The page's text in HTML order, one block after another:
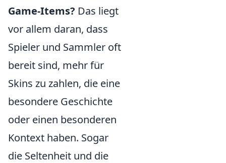
Game-Items? Das liegt
vor allem daran, dass
Spieler und Sammler oft
bereit sind, mehr für
Skins zu zahlen, die eine
besondere Geschichte
oder einen besonderen
Kontext haben. Sogar
die Seltenheit und die